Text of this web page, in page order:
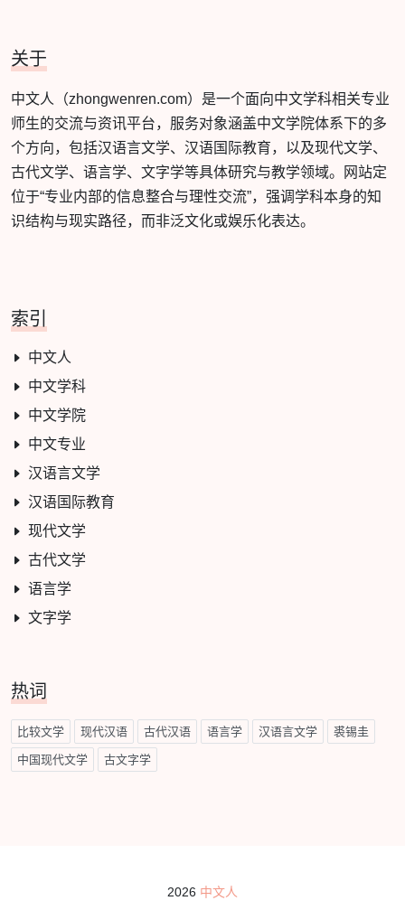
关于
中文人（zhongwenren.com）是一个面向中文学科相关专业
师生的交流与资讯平台，服务对象涵盖中文学院体系下的多
个方向，包括汉语言文学、汉语国际教育，以及现代文学、
古代文学、语言学、文字学等具体研究与教学领域。网站定
位于“专业内部的信息整合与理性交流”，强调学科本身的知
识结构与现实路径，而非泛文化或娱乐化表达。
索引
中文人
中文学科
中文学院
中文专业
汉语言文学
汉语国际教育
现代文学
古代文学
语言学
文字学
热词
比较文学 现代汉语 古代汉语 语言学 汉语言文学 裘锡圭
中国现代文学 古文字学
2026 中文人